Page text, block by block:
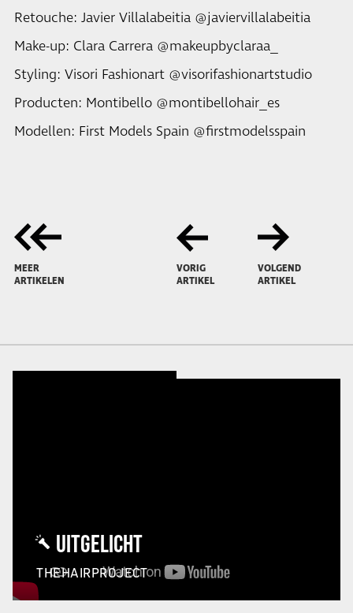
Retouche: Javier Villalabeitia @javiervillalabeitia
Make-up: Clara Carrera @makeupbyclaraa_
Styling: Visori Fashionart @visorifashionartstudio
Producten: Montibello @montibellohair_es
Modellen: First Models Spain @firstmodelsspain
MEER
ARTIKELEN
VORIG
ARTIKEL
VOLGEND
ARTIKEL
UITGELICHT
THEHAIRPROJECT